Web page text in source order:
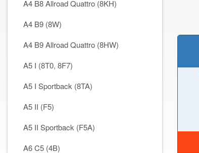
A4 B8 Allroad Quattro (8KH)
A4 B9 (8W)
A4 B9 Allroad Quattro (8HW)
A5 I (8T0, 8F7)
A5 I Sportback (8TA)
A5 II (F5)
A5 II Sportback (F5A)
A6 C5 (4B)